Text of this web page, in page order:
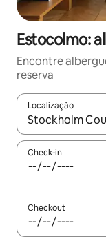
Estocolmo:
Encontre
reserva
Localização
Quando os
Check-in
Checkout